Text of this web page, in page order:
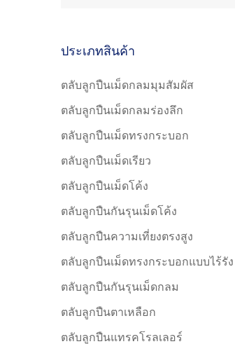
ประเภทสินค้า
ตลับลูกปืนเม็ดกลมมุมสัมผัส
ตลับลูกปืนเม็ดกลมร่องลึก
ตลับลูกปืนเม็ดทรงกระบอก
ตลับลูกปืนเม็ดเรียว
ตลับลูกปืนเม็ดโค้ง
ตลับลูกปืนกันรุนเม็ดโค้ง
ตลับลูกปืนความเที่ยงตรงสูง
ตลับลูกปืนเม็ดทรงกระบอกแบบไร้รัง
ตลับลูกปืนกันรุนเม็ดกลม
ตลับลูกปืนตาเหลือก
ตลับลูกปืนแทรคโรลเลอร์